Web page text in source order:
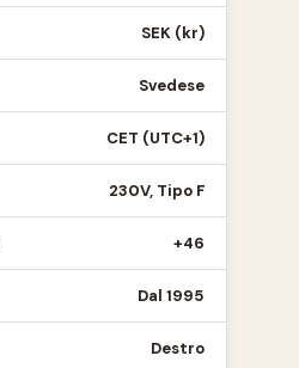
SEK (kr)
Svedese
CET (UTC+1)
230V, Tipo F
+46
Dal 1995
Destro